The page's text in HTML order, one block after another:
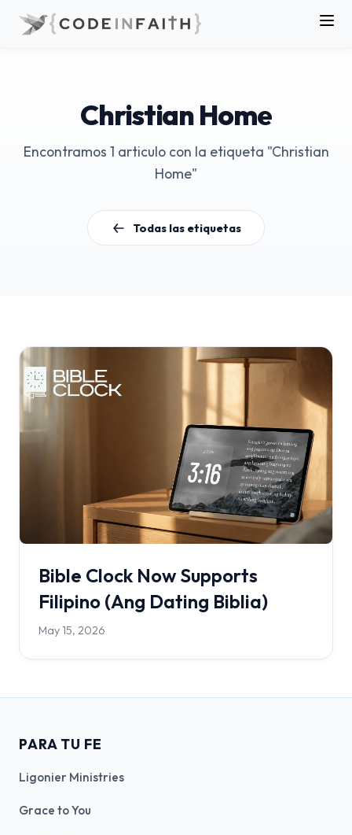
Christian Home
Encontramos 1 articulo con la etiqueta "Christian
Home"
Todas las etiquetas
Bible Clock Now Supports
Filipino (Ang Dating Biblia)
May 15, 2026
PARA TU FE
Ligonier Ministries
Grace to You